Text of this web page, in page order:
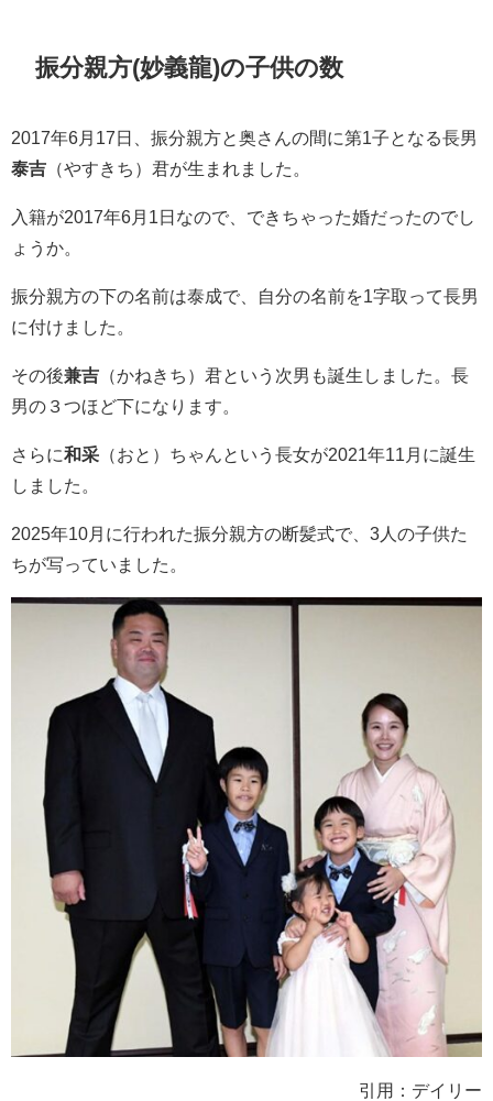
振分親方(妙義龍)の子供の数
2017年6月17日、振分親方と奥さんの間に第1子となる長男
泰吉 （やすきち）君が生まれました。
入籍が2017年6月1日なので、できちゃった婚だったのでし
ょうか。
振分親方の下の名前は泰成で、自分の名前を1字取って長男
に付けました。
その後兼吉 （かねきち）君という次男も誕生しました。長
男の３つほど下になります。
さらに和采 （おと）ちゃんという長女が2021年11月に誕生
しました。
2025年10月に行われた振分親方の断髪式で、3人の子供た
ちが写っていました。
引用：デイリー